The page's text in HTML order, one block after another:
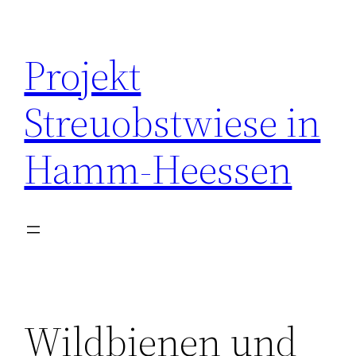
springen
Projekt
Streuobstwiese in
Hamm-Heessen
Wildbienen und